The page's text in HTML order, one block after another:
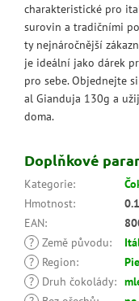
charakteristické pro
surovin a tradičními
ty nejnáročnější
je ideální jako dárek
pro sebe. Objednejte
al Gianduja 130g a
doma.
Doplňkové
Kategorie:
Hmotnost:
EAN:
? Země původu:
?
Region:
?
Druh čokolády: